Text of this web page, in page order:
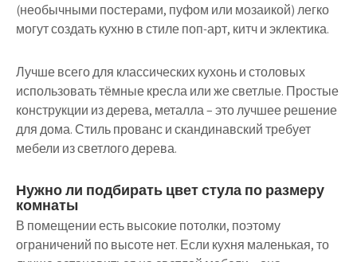
(необычными постерами, пуфом или мозаикой) легко
могут создать кухню в стиле поп-арт, китч и эклектика.
Лучше всего для классических кухонь и столовых
использовать тёмные кресла или же светлые. Простые
конструкции из дерева, металла – это лучшее решение
для дома. Стиль прованс и скандинавский требует
мебели из светлого дерева.
Нужно ли подбирать цвет стула по размеру
комнаты
В помещении есть высокие потолки, поэтому
ограничений по высоте нет. Если кухня маленькая, то